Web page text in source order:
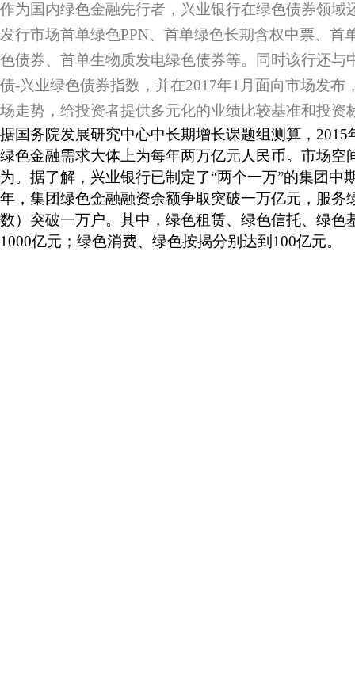
作为国内绿色金融先行者，兴业银行在绿色债券领域
发行市场首单绿色PPN、首单绿色长期含权中票、首
色债券、首单生物质发电绿色债券等。同时该行还与
债-兴业绿色债券指数，并在2017年1月面向市场发布
场走势，给投资者提供多元化的业绩比较基准和投资
据国务院发展研究中心中长期增长课题组测算，2015
绿色金融需求大体上为每年两万亿元 人民币。市场空
为。据了解，兴业银行已制定了“两个一万”的集团中
年，集团绿色金融融资余额争取突破一万亿元，服务
数）突破一万户。其中，绿色租赁、绿色信托、绿色
1000亿元；绿色消费、绿色按揭分别达到100亿元。